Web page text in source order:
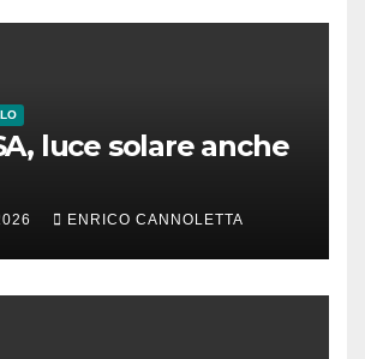
luce solare anche
ENRICO CANNOLETTA